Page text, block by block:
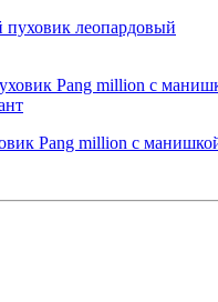
пуховик леопардовый
Pang million с